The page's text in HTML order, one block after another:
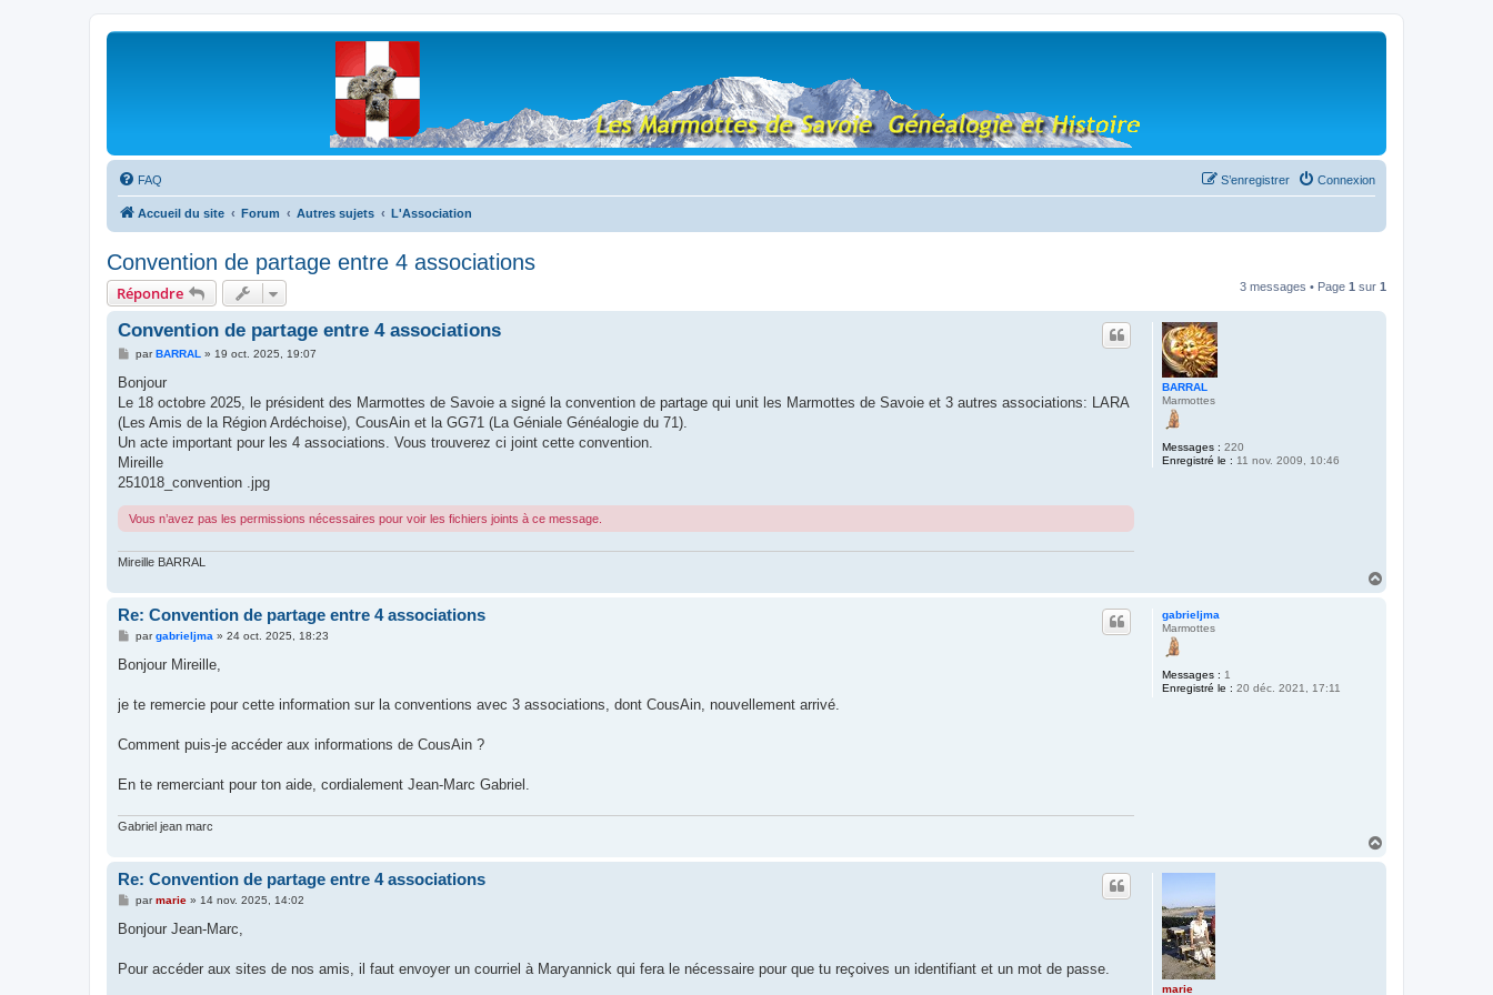
Les Marmottes de Savoie
FAQ Connexion
S’enregistrer
Accueil du site Forum Autres sujets L'Association
Convention de partage entre 4 associations
Répondre 3 messages • Page 1 sur 1
BARRAL
Marmottes
Messages : 220
Enregistré le : 11 nov. 2009, 10:46
Convention de partage entre 4 associations
M
s
a
g
parBARRAL » 19 oct. 2025, 19:07
Bonjour
Le 18 octobre 2025, le président des Marmottes de Savoie a signé la convention de partage qui unit les Marmottes de Savoie et 3 autres associations: LARA
(Les Amis de la Région Ardéchoise), CousAin et la GG71 (La Géniale Généalogie du 71).
Un acte important pour les 4 associations. Vous trouverez ci joint cette convention.
Mireille
251018_convention .jpg
Vous n’avez pas les permissions nécessaires pour voir les fichiers joints à ce message.
Mireille BARRAL
gabrieljma
Marmottes
Messages : 1
Enregistré le : 20 déc. 2021, 17:11
Re: Convention de partage entre 4 associations
M
s
g
pargabrieljma» 24 oct. 2025, 18:23
Bonjour Mireille,
je te remercie pour cette information sur la conventions avec 3 associations, dont CousAin, nouvellement arrivé.
Comment puis-je accéder aux informations de CousAin ?
En te remerciant pour ton aide, cordialement Jean-Marc Gabriel.
Gabriel jean marc
marie
Re: Convention de partage entre 4 associations
M
s
g
parmarie» 14 nov. 2025, 14:02
Bonjour Jean-Marc,
Pour accéder aux sites de nos amis, il faut envoyer un courriel à Maryannick qui fera le nécessaire pour que tu reçoives un identifiant et un mot de passe.